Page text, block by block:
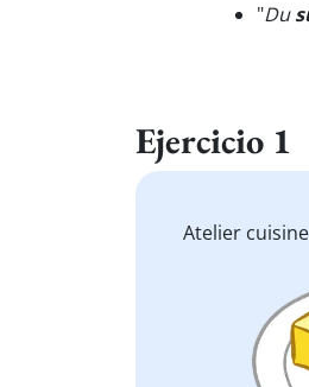
"Du
Ejercicio 1
Atelier